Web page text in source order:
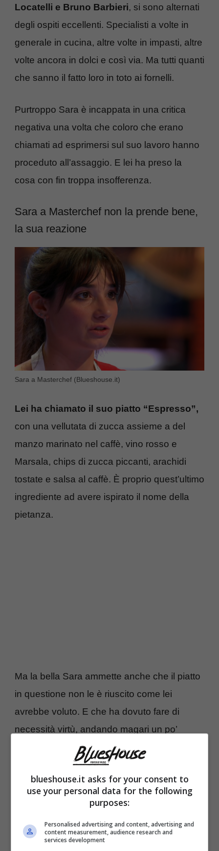
Locatelli e Bruno Barbieri, si sono alternati
degli ospiti eccellenti. Specialisti a volte in
generale in cucina, altre volte in impasti, altre
volte ancora in dolci e così via. Ma tutti quanti
che sanno il fatto loro in toto ai fornelli.
Purtroppo Sara è incappata in una critica
negativa una volta che coloro che erano
chiamati ad esprimersi sul suo lavoro hanno
proceduto all’assaggio. E lei ha preso la
cosa con fin troppa insofferenza.
Sara a Masterchef non la prende bene,
la sua reazione
Sara a Masterchef (Blueshouse.it)
Lei ha chiamato il suo piatto “Espresso”,
con una vellutata di zucca assieme a del
manzo marinato nel caffè, vino rosso e
Marsala, chips di zucca piccanti, arachidi
tostate e salsa al caffè. È proprio quest’ultimo
ingrediente ad avere ispirato il nome della
pietanza.
Ma la bella Sara ammette anche che il piatto
in questione non le è riuscito come lei
avrebbe voluto. E che ha dovuto fare di
necessità virtù, andando magari un po’
troppo a vista. E purtroppo
giuria di Masterchef non è stato dei più
positivi.
informazione proprio sulla salsa al caffè.
blueshouse.it asks for your consent to
use your personal data for the following
purposes:
Personalised advertising and content, advertising and
content measurement, audience research and
services development